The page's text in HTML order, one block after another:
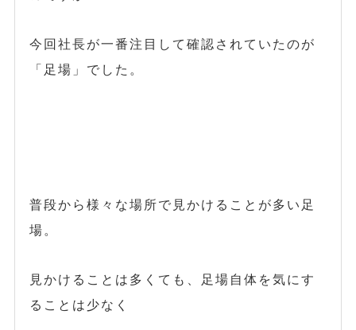
今回社長が一番注目して確認されていたのが
「足場」でした。
普段から様々な場所で見かけることが多い足
場。
見かけることは多くても、足場自体を気にす
ることは少なく